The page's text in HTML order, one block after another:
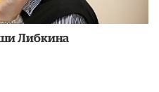
Либкина